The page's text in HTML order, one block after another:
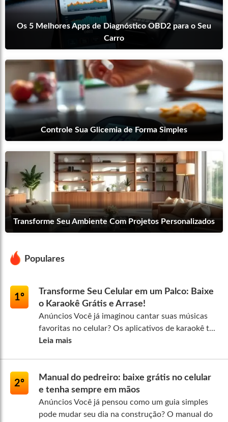
Os 5 Melhores Apps de Diagnóstico OBD2 para o Seu
Carro
Controle Sua Glicemia de Forma Simples
Transforme Seu Ambiente Com Projetos Personalizados
Populares
1º
Transforme Seu Celular em um Palco: Baixe
o Karaokê Grátis e Arrase!
Anúncios Você já imaginou cantar suas músicas
favoritas no celular? Os aplicativos de karaokê t...
Leia mais
2º
Manual do pedreiro: baixe grátis no celular
e tenha sempre em mãos
Anúncios Você já pensou como um guia simples
pode mudar seu dia na construção? O manual do